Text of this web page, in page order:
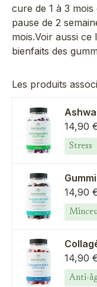
cure de 1 à 3
pause de 2
mois.Voir aussi
bienfaits des
Les produits
Prix de
14,90
Stress
Prix de
14,90
Prix de
14,90
Anti-